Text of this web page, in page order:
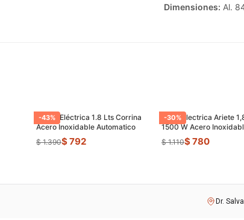
Dimensiones: Al.
-43%
Jarrra Eléctrica 1.8 Lts Corrina
Acero Inoxidable Automatico
$ 1.390$ 792
-30%
Jarra Electrica Ariete
1500 W Acero
$ 1.110$ 780
Dr.